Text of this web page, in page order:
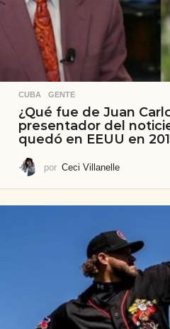
CUBA ,GENTE
¿Qué fue de Juan
presentador del
quedó en EEUU en
por Ceci Villanelle